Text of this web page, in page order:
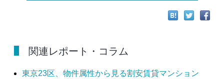
関連レポート・コラム
東京23区、物件属性から見る割安賃貸マンション